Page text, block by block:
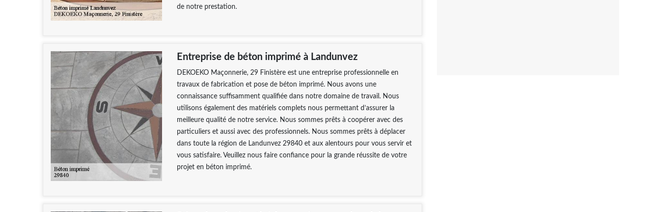
de notre prestation.
Entreprise de béton imprimé à Landunvez
DEKOEKO Maçonnerie, 29 Finistère est une entreprise professionnelle en
travaux de fabrication et pose de béton imprimé. Nous avons une
connaissance suffisamment qualifiée dans notre domaine de travail. Nous
utilisons également des matériels complets nous permettant d’assurer la
meilleure qualité de notre service. Nous sommes prêts à coopérer avec des
particuliers et aussi avec des professionnels. Nous sommes prêts à déplacer
dans toute la région de Landunvez 29840 et aux alentours pour vous servir et
vous satisfaire. Veuillez nous faire confiance pour la grande réussite de votre
projet en béton imprimé.